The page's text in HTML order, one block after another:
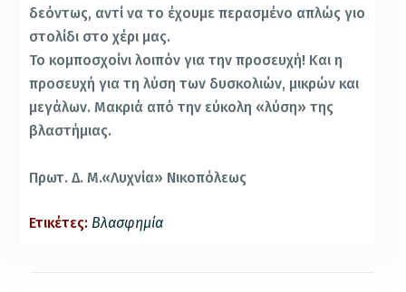
δεόντως, αντί να το έχουμε περασμένο απλώς γιο
στολίδι στο χέρι μας.
Το κομποσχοίνι λοιπόν για την προσευχή! Και η
προσευχή για τη λύση των δυσκολιών, μικρών και
μεγάλων. Μακριά από την εύκολη «λύση» της
βλαστήμιας.
Πρωτ. Δ. Μ.«Λυχνία» Νικοπόλεως
Ετικέτες: Βλασφημία